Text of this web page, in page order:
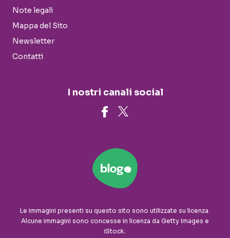
Note legali
Mappa del Sito
Newsletter
Contatti
I nostri canali social
Le immagini presenti su questo sito sono utilizzate su licenza.
Alcune immagini sono concesse in licenza da Getty Images e
iStock.